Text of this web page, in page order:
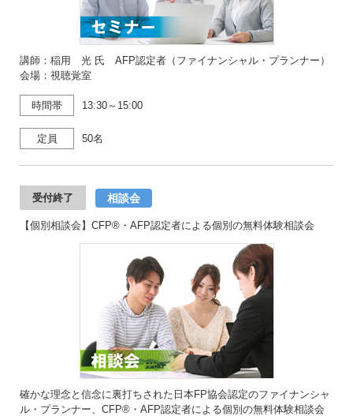
講師：稲用 光 氏 AFP認定者（ファイナンシャル・プランナー）
会場：視聴覚室
時間帯 13:30～15:00
定員 50名
受付終了 相談会
【個別相談会】CFP®・AFP認定者による個別の無料体験相談会
確かな理念と信念に裏打ちされた日本FP協会認定のファイナンシャ
ル・プランナー、CFP®・AFP認定者による個別の無料体験相談会